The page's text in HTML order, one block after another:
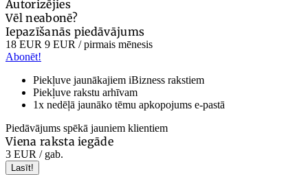
Autorizējies
Vēl neabonē?
Iepazīšanās piedāvājums
18 EUR 9 EUR / pirmais mēnesis
Abonēt!
Piekļuve jaunākajiem iBizness rakstiem
Piekļuve rakstu arhīvam
1x nedēļā jaunāko tēmu apkopojums e-pastā
Piedāvājums spēkā jauniem klientiem
Viena raksta iegāde
3 EUR / gab.
Lasīt!